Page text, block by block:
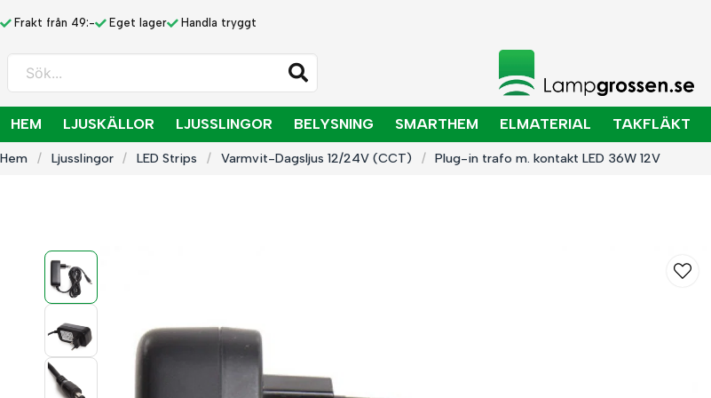
Frakt från 49:- Eget lager Handla tryggt
Sök...
HEM LJUSKÄLLOR LJUSSLINGOR BELYSNING SMARTHEM ELMATERIAL TAKFLÄKT
Hem Ljusslingor LED Strips Varmvit-Dagsljus 12/24V (CCT) Plug-in trafo m. kontakt LED 36W 12V